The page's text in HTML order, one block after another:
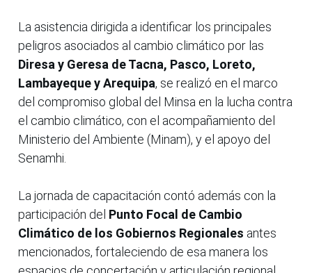
La asistencia dirigida a identificar los principales
peligros asociados al cambio climático por las
Diresa y Geresa de Tacna, Pasco, Loreto,
Lambayeque y Arequipa, se realizó en el marco
del compromiso global del Minsa en la lucha contra
el cambio climático, con el acompañamiento del
Ministerio del Ambiente (Minam), y el apoyo del
Senamhi.
La jornada de capacitación contó además con la
participación del Punto Focal de Cambio
Climático de los Gobiernos Regionales antes
mencionados, fortaleciendo de esa manera los